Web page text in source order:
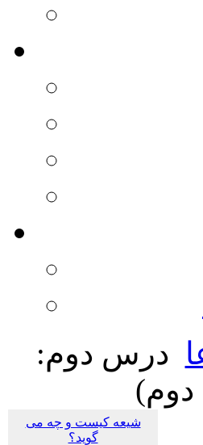
درس دوم:
دوم)
شیعه کیست و چه می
گوید؟